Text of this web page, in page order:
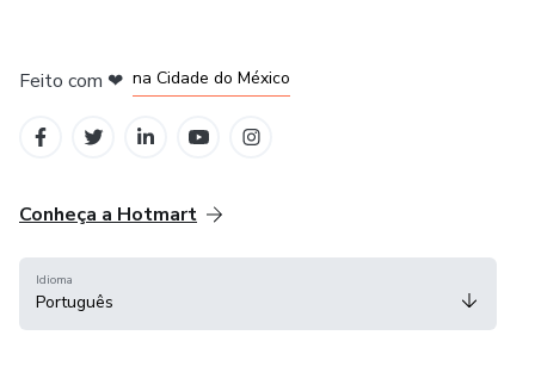
Feito com ❤ na Cidade do México
Conheça a Hotmart
Idioma
Português